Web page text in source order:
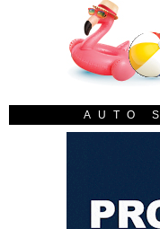
AUTO